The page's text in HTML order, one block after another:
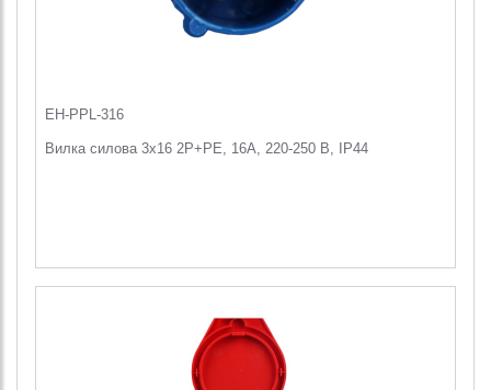
EH-PPL-316
Вилка силова 3x16 2P+PE, 16А, 220-250 В, IP44